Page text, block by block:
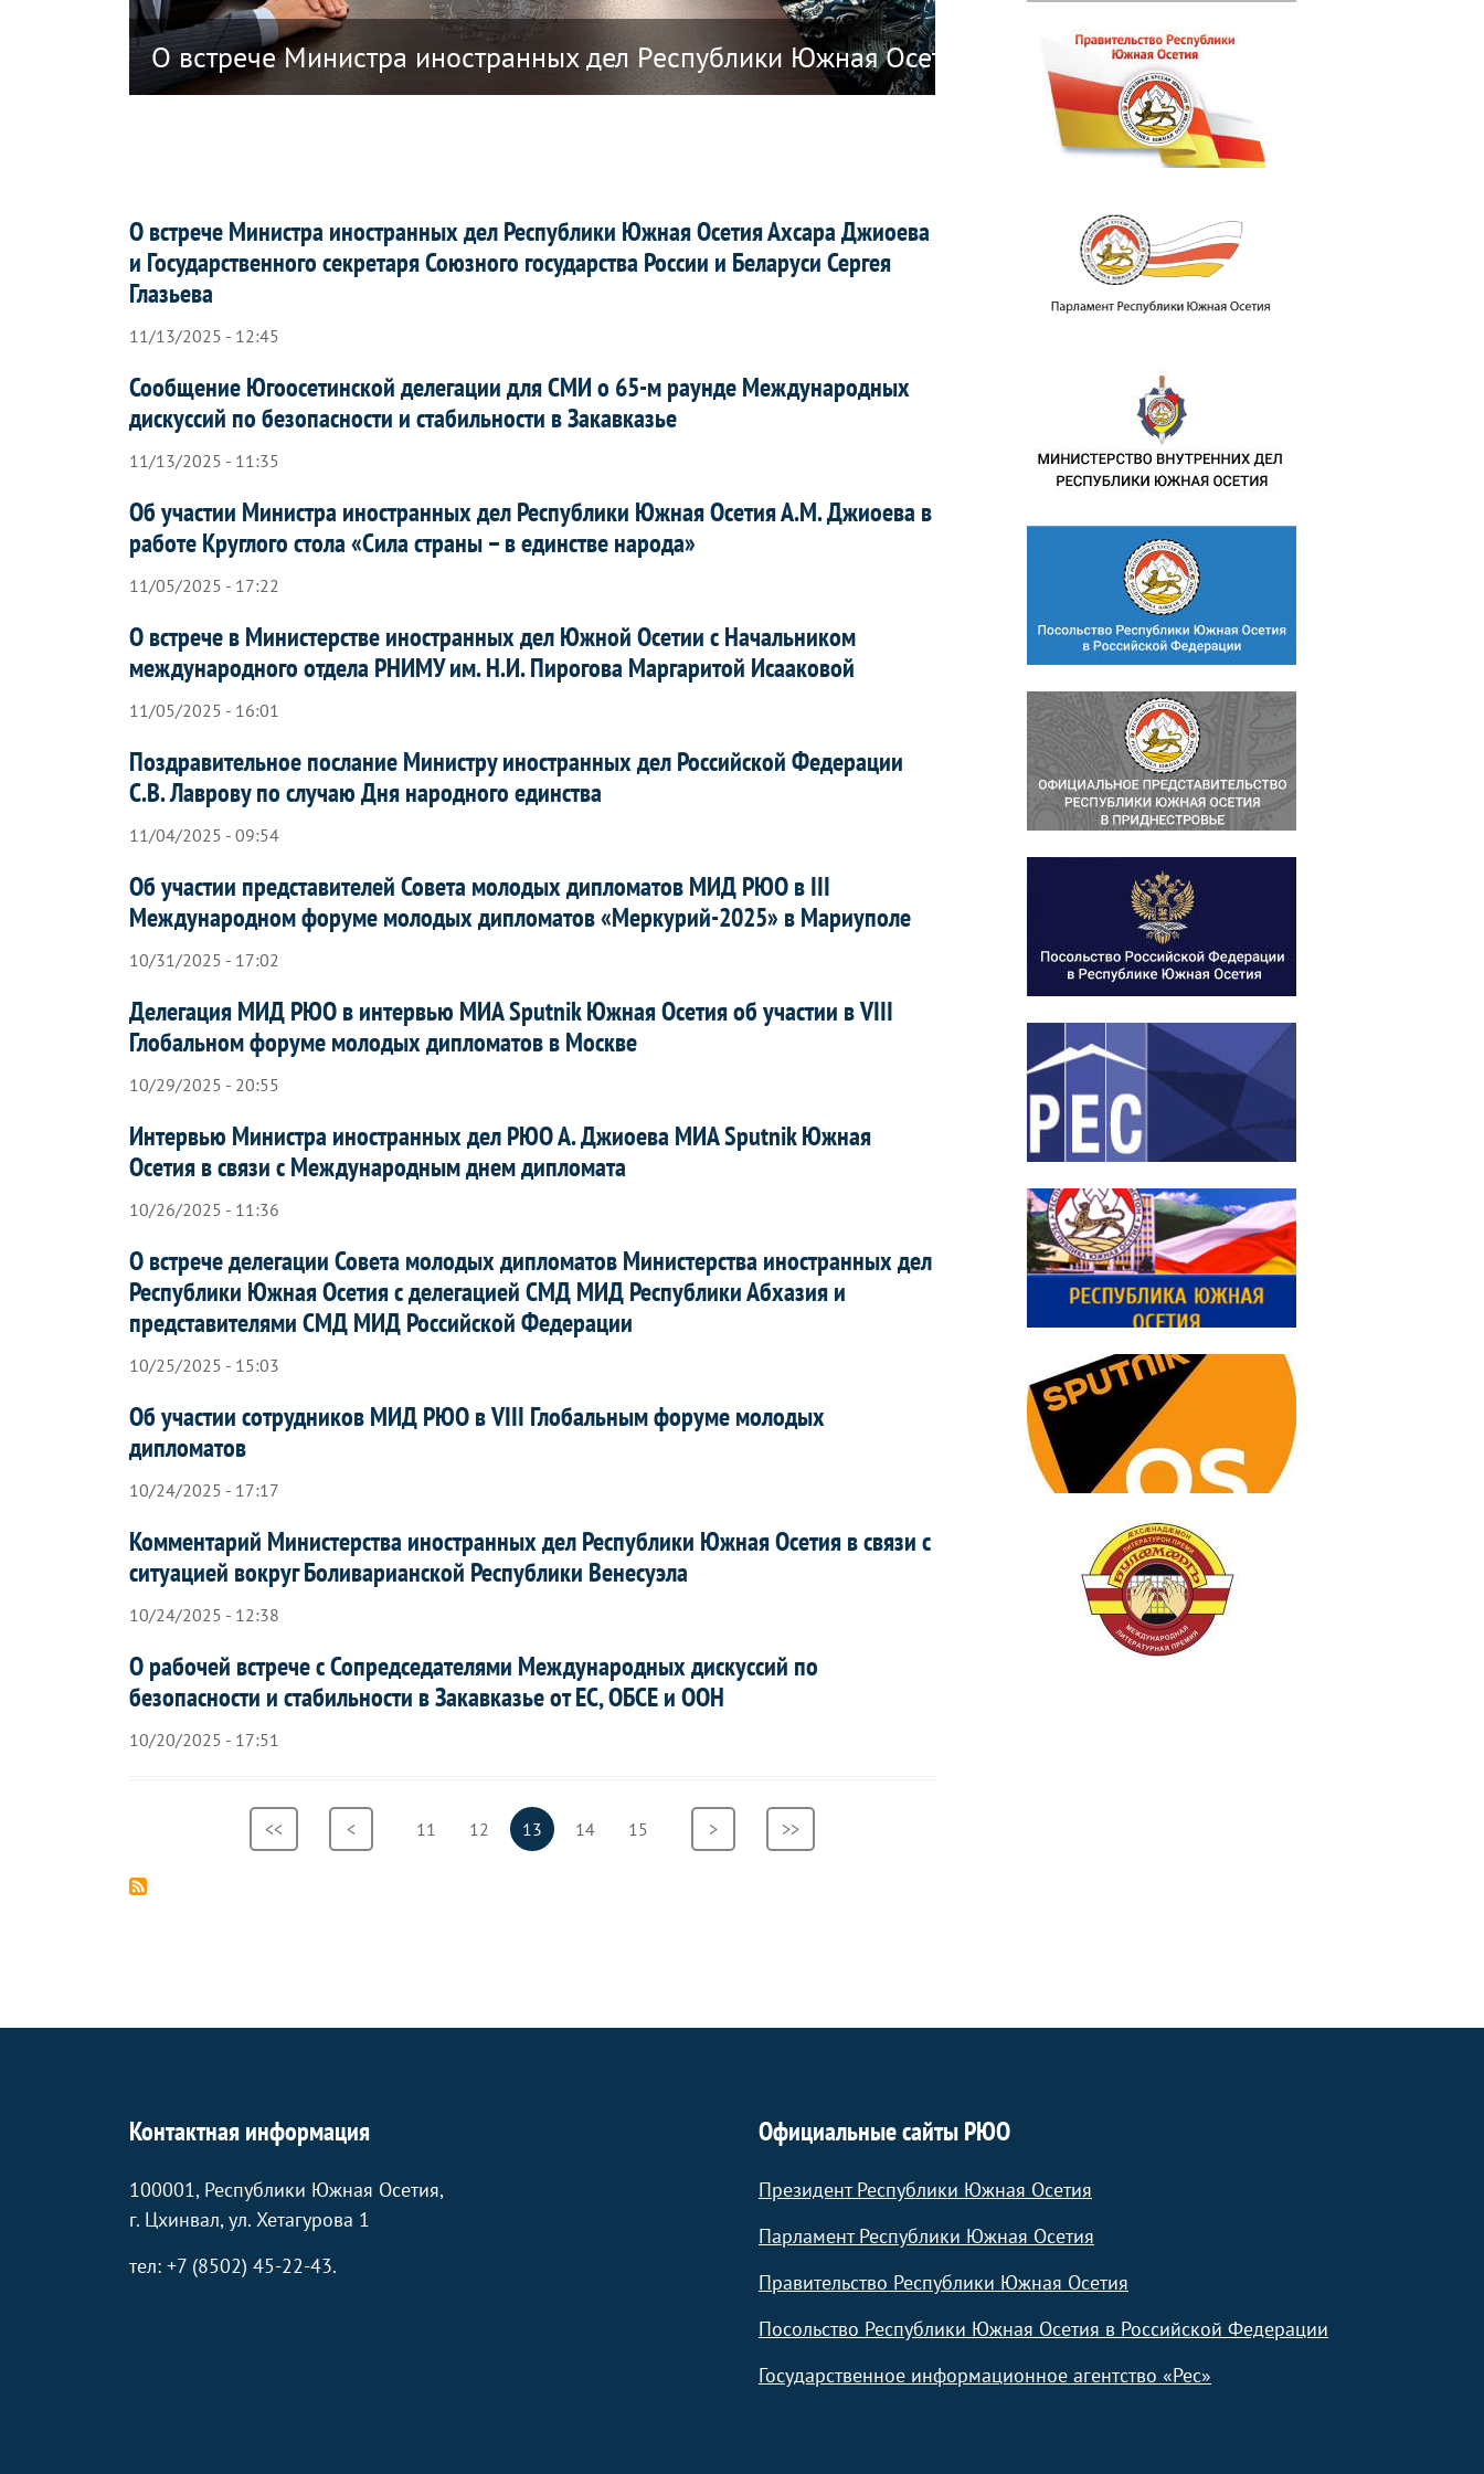
Южная Осетия в связи с решением Республики Наоэро о прекращении дипломатических отношений с
О встрече Министра иностранных дел Республики Южная Осетия А.М. Джиоева с представителями
О памятных мероприятиях в связи с 46-
О встрече Министра иностранных дел Республики Южная Осетия Ахсара Джиоева
и Государственного секретаря Союзного государства России и Беларуси Сергея
Глазьева
11/13/2025 - 12:45
Сообщение Югоосетинской делегации для СМИ о 65-м раунде Международных
дискуссий по безопасности и стабильности в Закавказье
11/13/2025 - 11:35
Об участии Министра иностранных дел Республики Южная Осетия А.М. Джиоева в
работе Круглого стола «Сила страны – в единстве народа»
11/05/2025 - 17:22
О встрече в Министерстве иностранных дел Южной Осетии с Начальником
международного отдела РНИМУ им. Н.И. Пирогова Маргаритой Исааковой
11/05/2025 - 16:01
Поздравительное послание Министру иностранных дел Российской Федерации
С.В. Лаврову по случаю Дня народного единства
11/04/2025 - 09:54
Об участии представителей Совета молодых дипломатов МИД РЮО в III
Международном форуме молодых дипломатов «Меркурий-2025» в Мариуполе
10/31/2025 - 17:02
Делегация МИД РЮО в интервью МИА Sputnik Южная Осетия об участии в VIII
Глобальном форуме молодых дипломатов в Москве
10/29/2025 - 20:55
Интервью Министра иностранных дел РЮО А. Джиоева МИА Sputnik Южная
Осетия в связи с Международным днем дипломата
10/26/2025 - 11:36
О встрече делегации Совета молодых дипломатов Министерства иностранных дел
Республики Южная Осетия с делегацией СМД МИД Республики Абхазия и
представителями СМД МИД Российской Федерации
10/25/2025 - 15:03
Об участии сотрудников МИД РЮО в VIII Глобальным форуме молодых
дипломатов
10/24/2025 - 17:17
Комментарий Министерства иностранных дел Республики Южная Осетия в связи с
ситуацией вокруг Боливарианской Республики Венесуэла
10/24/2025 - 12:38
О рабочей встрече с Сопредседателями Международных дискуссий по
безопасности и стабильности в Закавказье от ЕС, ОБСЕ и ООН
10/20/2025 - 17:51
НумерацияПервая
<<
Предыдущая
< Страница
11 Страница
12
Текущая
13 Страница
14 Страница
15
Следующая
>
Последняя
>>
Контактная информация
100001, Республики Южная Осетия,
г. Цхинвал, ул. Хетагурова 1
тел: +7 (8502) 45-22-43.
Официальные сайты РЮО
Президент Республики Южная Осетия
Парламент Республики Южная Осетия
Правительство Республики Южная Осетия
Посольство Республики Южная Осетия в Российской Федерации
Государственное информационное агентство «Рес»